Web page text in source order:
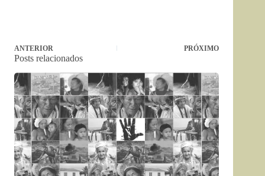
ANTERIOR PRÓXIMO
Posts relacionados